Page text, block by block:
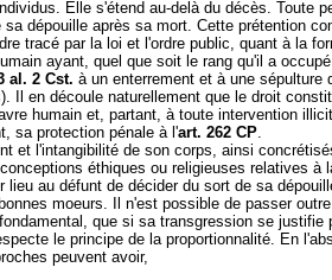
Elle s'étend au-delà du décès. Toute
sa dépouille après sa mort. Cette prétention
tracé par la loi et l'ordre public, quant à la
ayant, quel que soit le rang qu'il a
al. 2 Cst. à un enterrement et à une sépulture
Il en découle naturellement que le droit
humain et, partant, à toute intervention
sa protection pénale à l'art. 262 CP.
et l'intangibilité de son corps, ainsi
éthiques ou religieuses relatives à
lieu au défunt de décider du sort de sa
moeurs. Il n'est possible de passer
que si sa transgression se justifie
le principe de la proportionnalité. En
peuvent avoir,